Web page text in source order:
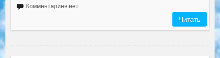
Комментариев нет
Читать